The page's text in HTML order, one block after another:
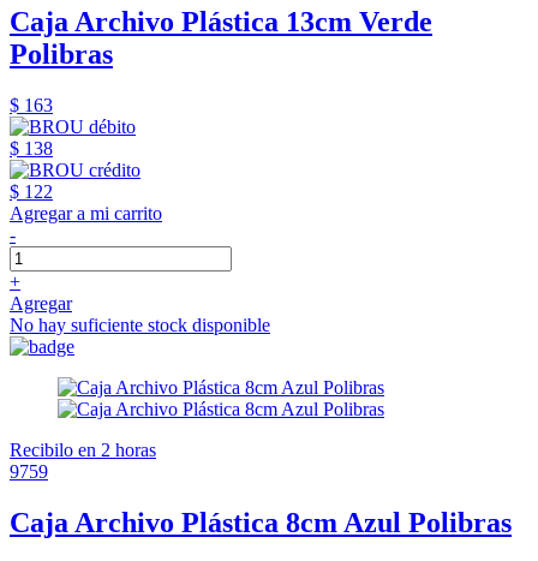
Caja Archivo Plástica 13cm Verde
Polibras
$ 163
$ 138
$ 122
Agregar a mi carrito
-
+
Agregar
No hay suficiente stock disponible
Recibilo en 2 horas
9759
Caja Archivo Plástica 8cm Azul Polibras